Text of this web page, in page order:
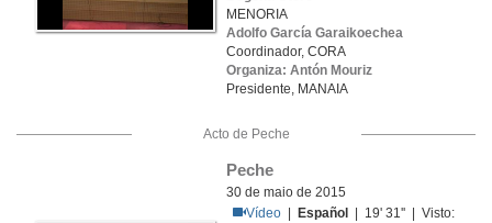
MENORIA
Adolfo García Garaikoechea
Coordinador, CORA
Organiza: Antón Mouriz
Presidente, MANAIA
Acto de Peche
Peche
30 de maio de 2015
Vídeo
Español
| 19' 31'' | Visto: